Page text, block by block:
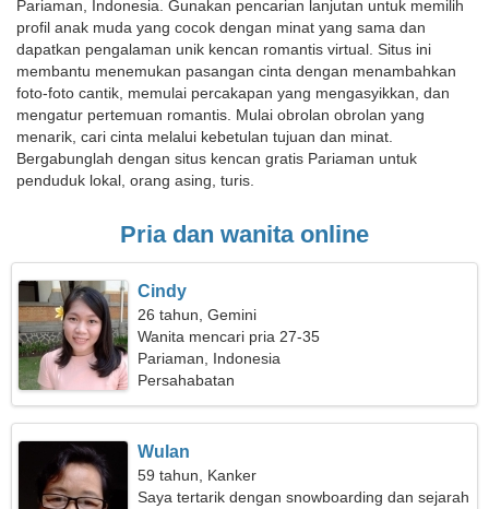
Pariaman, Indonesia. Gunakan pencarian lanjutan untuk memilih
profil anak muda yang cocok dengan minat yang sama dan
dapatkan pengalaman unik kencan romantis virtual. Situs ini
membantu menemukan pasangan cinta dengan menambahkan
foto-foto cantik, memulai percakapan yang mengasyikkan, dan
mengatur pertemuan romantis. Mulai obrolan obrolan yang
menarik, cari cinta melalui kebetulan tujuan dan minat.
Bergabunglah dengan situs kencan gratis Pariaman untuk
penduduk lokal, orang asing, turis.
Pria dan wanita online
Cindy
26 tahun, Gemini
Wanita mencari pria 27-35
Pariaman, Indonesia
Persahabatan
Wulan
59 tahun, Kanker
Saya tertarik dengan snowboarding dan sejarah